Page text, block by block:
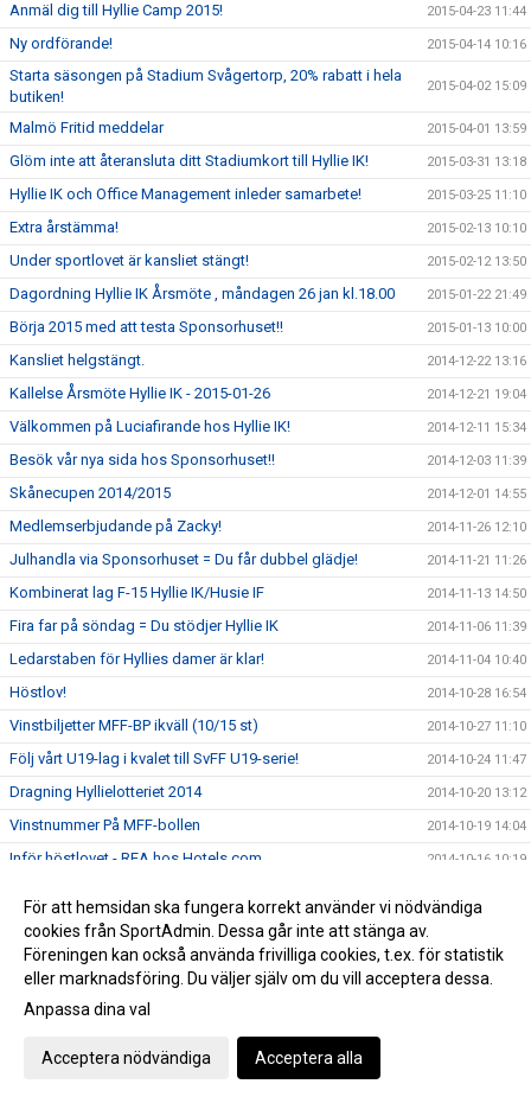
Anmäl dig till Hyllie Camp 2015! 2015-04-23 11:44
Ny ordförande! 2015-04-14 10:16
Starta säsongen på Stadium Svågertorp, 20% rabatt i hela
butiken!
2015-04-02 15:09
Malmö Fritid meddelar 2015-04-01 13:59
Glöm inte att återansluta ditt Stadiumkort till Hyllie IK! 2015-03-31 13:18
Hyllie IK och Office Management inleder samarbete! 2015-03-25 11:10
Extra årstämma! 2015-02-13 10:10
Under sportlovet är kansliet stängt! 2015-02-12 13:50
Dagordning Hyllie IK Årsmöte , måndagen 26 jan kl.18.00 2015-01-22 21:49
Börja 2015 med att testa Sponsorhuset!! 2015-01-13 10:00
Kansliet helgstängt. 2014-12-22 13:16
Kallelse Årsmöte Hyllie IK - 2015-01-26 2014-12-21 19:04
Välkommen på Luciafirande hos Hyllie IK! 2014-12-11 15:34
Besök vår nya sida hos Sponsorhuset!! 2014-12-03 11:39
Skånecupen 2014/2015 2014-12-01 14:55
Medlemserbjudande på Zacky! 2014-11-26 12:10
Julhandla via Sponsorhuset = Du får dubbel glädje! 2014-11-21 11:26
Kombinerat lag F-15 Hyllie IK/Husie IF 2014-11-13 14:50
Fira far på söndag = Du stödjer Hyllie IK 2014-11-06 11:39
Ledarstaben för Hyllies damer är klar! 2014-11-04 10:40
Höstlov! 2014-10-28 16:54
Vinstbiljetter MFF-BP ikväll (10/15 st) 2014-10-27 11:10
Följ vårt U19-lag i kvalet till SvFF U19-serie! 2014-10-24 11:47
Dragning Hyllielotteriet 2014 2014-10-20 13:12
Vinstnummer På MFF-bollen 2014-10-19 14:04
Inför höstlovet - REA hos Hotels.com 2014-10-16 10:19
Hylliedagen - söndagen 19/10!
Futsal! 2014-10-10 13:18
Boka hotellet via Sponsorhuset
Tränarutbildningar hösten 2014
Erbjudande via Sponsorhuset!
För att hemsidan ska fungera korrekt använder vi nödvändiga
cookies från SportAdmin. Dessa går inte att stänga av.
Föreningen kan också använda frivilliga cookies, t.ex. för statistik
eller marknadsföring. Du väljer själv om du vill acceptera dessa.
Anpassa dina val
Acceptera nödvändiga Acceptera alla